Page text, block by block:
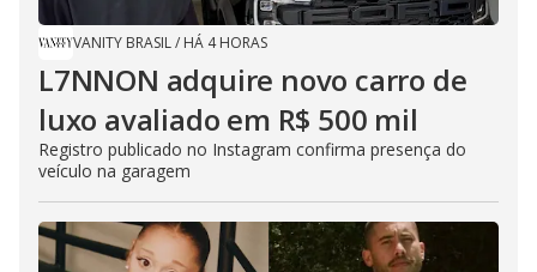
VANITY BRASIL/ HÁ 4 HORAS
L7NNON adquire novo carro de
luxo avaliado em R$ 500 mil
Registro publicado no Instagram confirma presença do
veículo na garagem